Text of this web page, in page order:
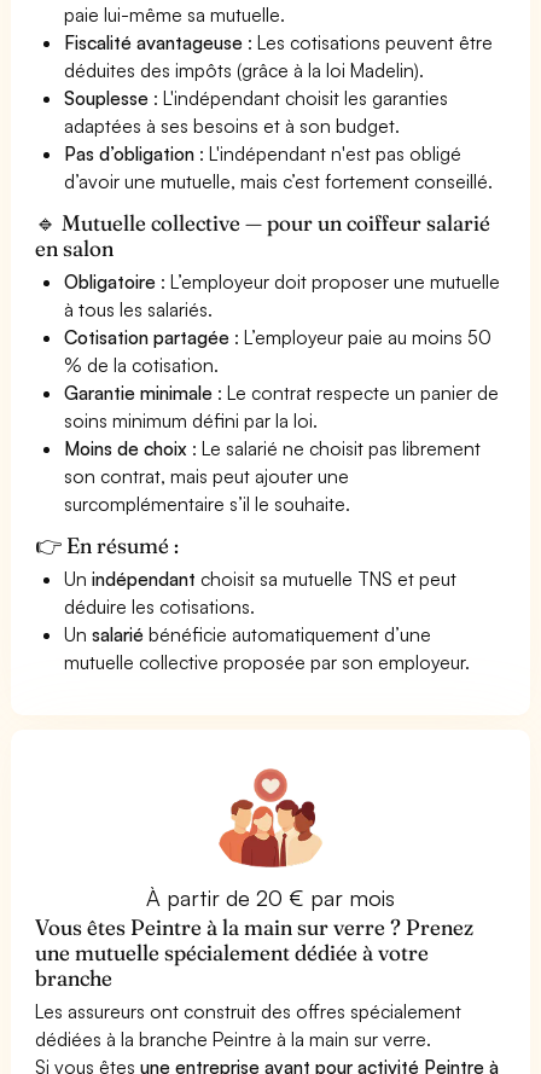
paie lui-même sa mutuelle.
Fiscalité avantageuse : Les cotisations peuvent être
déduites des impôts (grâce à la loi Madelin).
Souplesse : L'indépendant choisit les garanties
adaptées à ses besoins et à son budget.
Pas d’obligation : L'indépendant n'est pas obligé
d’avoir une mutuelle, mais c’est fortement conseillé.
🔹 Mutuelle collective — pour un coiffeur salarié
en salon
Obligatoire : L’employeur doit proposer une mutuelle
à tous les salariés.
Cotisation partagée : L’employeur paie au moins 50
% de la cotisation.
Garantie minimale : Le contrat respecte un panier de
soins minimum défini par la loi.
Moins de choix : Le salarié ne choisit pas librement
son contrat, mais peut ajouter une
surcomplémentaire s’il le souhaite.
👉 En résumé :
Unindépendant choisit sa mutuelle TNS et peut
déduire les cotisations.
Unsalarié bénéficie automatiquement d’une
mutuelle collective proposée par son employeur.
À partir de 20 € par mois
Vous êtes Peintre à la main sur verre ? Prenez
une mutuelle spécialement dédiée à votre
branche
Les assureurs ont construit des offres spécialement
dédiées à la branche Peintre à la main sur verre.
Si vous êtesune entreprise ayant pour activité Peintre à